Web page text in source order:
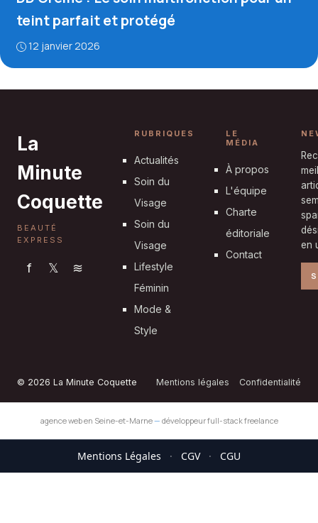
teint parfait et protégé
12 janvier 2026
La
Minute
Coquette
BEAUTÉ
EXPRESS
f 𝕏 ≋
RUBRIQUES
Actualités
Soin du
Visage
Soin du
Visage
Lifestyle
Féminin
Mode &
Style
LE
MÉDIA
À propos
L'équipe
Charte
éditoriale
Contact
en
© 2026 La Minute Coquette Mentions légales Confidentialité
agence web en Seine-et-Marne— développeur full-stack freelance
Mentions Légales · CGV · CGU